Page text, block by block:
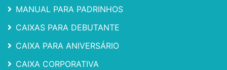
MANUAL PARA PADRINHOS
CAIXAS PARA DEBUTANTE
CAIXA PARA ANIVERSÁRIO
CAIXA CORPORATIVA